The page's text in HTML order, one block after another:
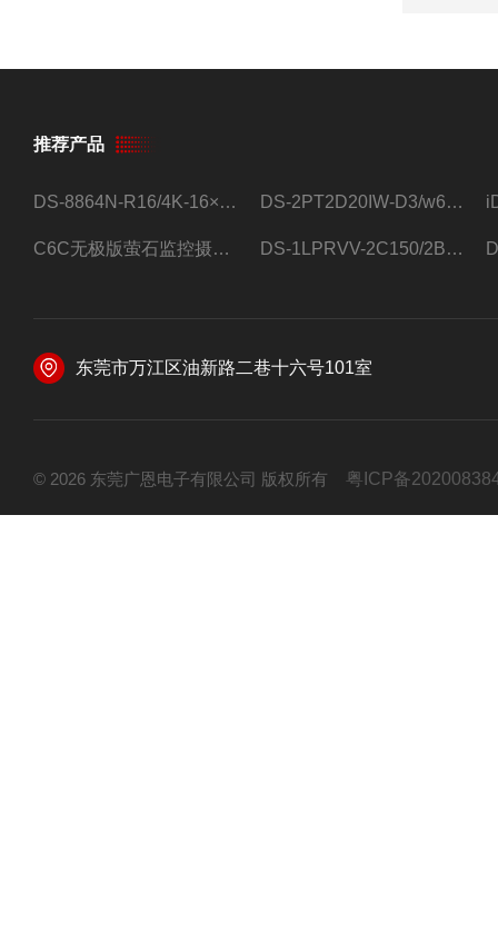
推荐产品
DS-8864N-R16/4K-16×4T/希捷16盘位录像机 DS-2PT2D20IW-D3/w64路高清硬盘录像机
C6C无极版萤石监控摄像头 DS-1LPRVV-2C150/2B监控室外夜视高清电源线护套线200米/卷
东莞市万江区油新路二巷十六号101室
© 2026 东莞广恩电子有限公司 版权所有 粤ICP备